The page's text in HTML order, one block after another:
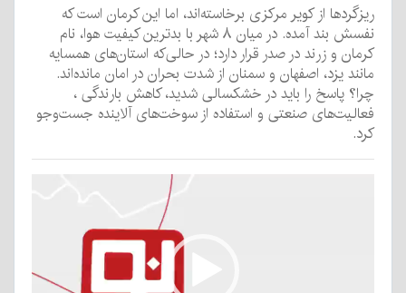
ریزگردها از کویر مرکزی برخاسته‌اند، اما این کرمان است که
نفسش بند آمده. در میان ۸ شهر با بدترین کیفیت هوا، نام
کرمان و زرند در صدر قرار دارد؛ در حالی‌که استان‌های همسایه
مانند یزد، اصفهان و سمنان از شدت بحران در امان مانده‌اند.
چرا؟ پاسخ را باید در خشکسالی شدید، کاهش بارندگی ،
فعالیت‌های صنعتی و استفاده از سوخت‌های آلاینده جست‌وجو
کرد.